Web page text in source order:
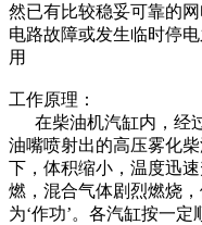
然已有比较稳妥可靠的
电路故障或发生临时停
用
工作原理：
在柴油机汽缸内，经
油嘴喷射出的高压雾化
下，体积缩小，温度迅
燃，混合气体剧烈燃烧
为‘作功’。各汽缸按一